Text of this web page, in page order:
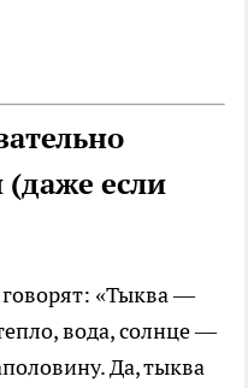
если
«Тыква —
вода, солнце —
Да, тыква